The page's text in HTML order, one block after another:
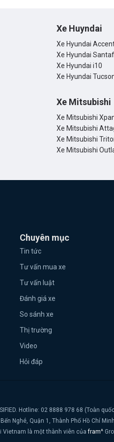
Xe Huyndai
Xe Hyundai
Xe Hyundai
Xe Hyundai i10
Xe Hyundai
Xe Mitsubishi
Xe Mitsubishi
Xe Mitsubishi
Xe Mitsubishi
Xe Mitsubishi
Chuyên mục
Tin tức
Tư vấn mua xe
Tư vấn luật
Đánh giá xe
So sánh xe
Thị trường
Video
Hỏi đáp
Hotline: 02 8888 978 68 (Toàn
Nghé, Quận 1, Thành Phố Hồ Chí
Vietnam là một thành viên củafram^